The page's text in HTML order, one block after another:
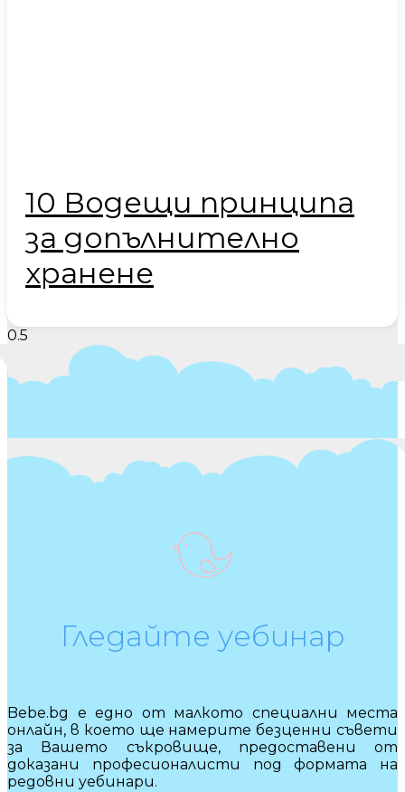
10 Водещи принципа
за допълнително
хранене
Гледайте уебинар
Bebe.bg е едно от малкото специални места
онлайн, в което ще намерите безценни съвети
за Вашето съкровище, предоставени от
доказани професионалисти под формата на
редовни уебинари.